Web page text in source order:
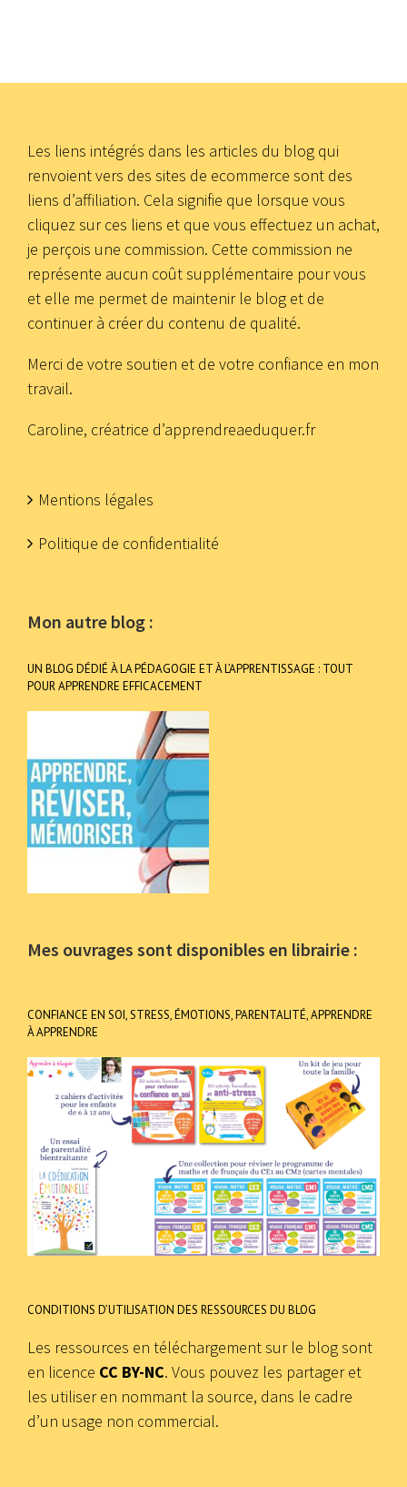
Les liens intégrés dans les articles du blog qui
renvoient vers des sites de ecommerce sont des
liens d’affiliation. Cela signifie que lorsque vous
cliquez sur ces liens et que vous effectuez un achat,
je perçois une commission. Cette commission ne
représente aucun coût supplémentaire pour vous
et elle me permet de maintenir le blog et de
continuer à créer du contenu de qualité.
Merci de votre soutien et de votre confiance en mon
travail.
Caroline, créatrice d’apprendreaeduquer.fr
Mentions légales
Politique de confidentialité
Mon autre blog :
UN BLOG DÉDIÉ À LA PÉDAGOGIE ET À L’APPRENTISSAGE : TOUT
POUR APPRENDRE EFFICACEMENT
Mes ouvrages sont disponibles en librairie :
CONFIANCE EN SOI, STRESS, ÉMOTIONS, PARENTALITÉ, APPRENDRE
À APPRENDRE
CONDITIONS D’UTILISATION DES RESSOURCES DU BLOG
Les ressources en téléchargement sur le blog sont
en licence CC BY-NC. Vous pouvez les partager et
les utiliser en nommant la source, dans le cadre
d’un usage non commercial.